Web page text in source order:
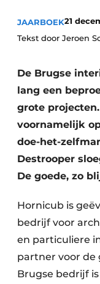
Vacatures
Aanmelden
Bedrijven
Bedrijven
Contact
Akoestiek
Brandveiligheid
BIM
Evenementen
Dak & Gevel
HVAC
Keukens
JAARBOEK21
Tekst door Jeroen
De Brugse
lang een
grote
voornamelijk
doe-het-
Destrooper
De goede, zo
Hornicub is
bedrijf voor
en particuliere
partner voor de
Brugse bedrijf